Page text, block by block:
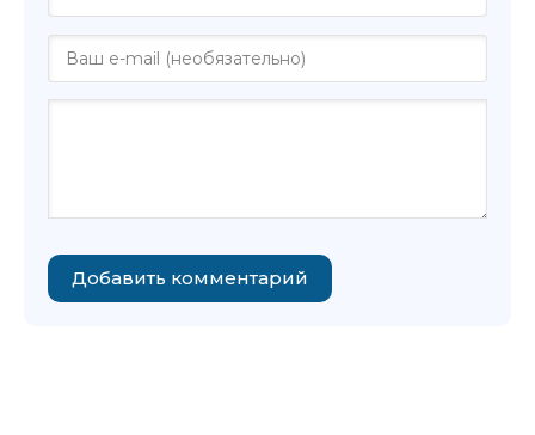
Добавить комментарий